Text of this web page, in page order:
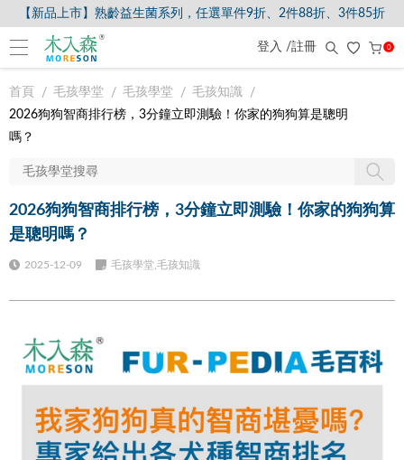
【新品上市】熟齡益生菌系列，任選單件9折、2件88折、3件85折
【8/5-8/9爸氣獻禮】全館滿$2000現折$200、滿$3000現折$300、滿
登入 /註冊 0
首頁 毛孩學堂 毛孩學堂
毛孩知識
2026狗狗智商排行榜，3分鐘立即測驗！你家的狗狗算是聰明
嗎？
2026狗狗智商排行榜，3分鐘立即測驗！你家的狗狗算
是聰明嗎？
2025-12-09 毛孩學堂,毛孩知識